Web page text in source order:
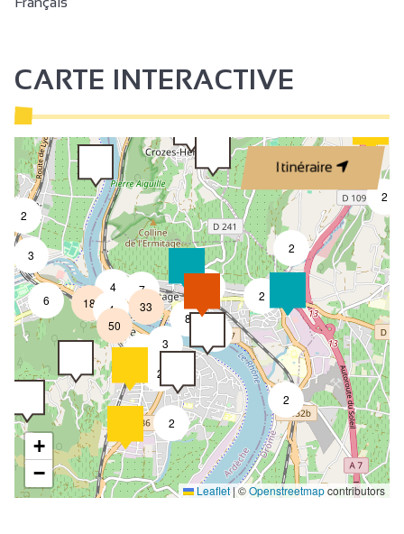
CARTE INTERACTIVE
Itinéraire
2
2
2
2
2
2
8
2
3
6
4
4
18
7
2
3
50
33
+
−
Leaflet|©Openstreetmapcontributors